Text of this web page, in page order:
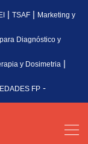
| TSAF| Marketing y
Diagnóstico y
y Dosimetria |
FP-